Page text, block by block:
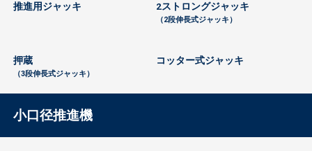
推進用ジャッキ 2ストロングジャッキ
（2段伸長式ジャッキ）
押蔵
（3段伸長式ジャッキ）
コッター式ジャッキ
小口径推進機